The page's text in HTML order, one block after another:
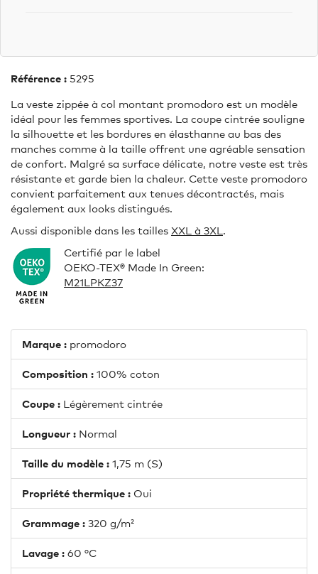
Référence : 5295
La veste zippée à col montant promodoro est un modèle
idéal pour les femmes sportives. La coupe cintrée souligne
la silhouette et les bordures en élasthanne au bas des
manches comme à la taille offrent une agréable sensation
de confort. Malgré sa surface délicate, notre veste est très
résistante et garde bien la chaleur. Cette veste promodoro
convient parfaitement aux tenues décontractés, mais
également aux looks distingués.
Aussi disponible dans les tailles XXL à 3XL .
Certifié par le label
OEKO-TEX® Made In Green:
M21LPKZ37
Marque : promodoro
Composition : 100% coton
Coupe : Légèrement cintrée
Longueur : Normal
Taille du modèle : 1,75 m (S)
Propriété thermique : Oui
Grammage : 320 g/m²
Lavage : 60 °C